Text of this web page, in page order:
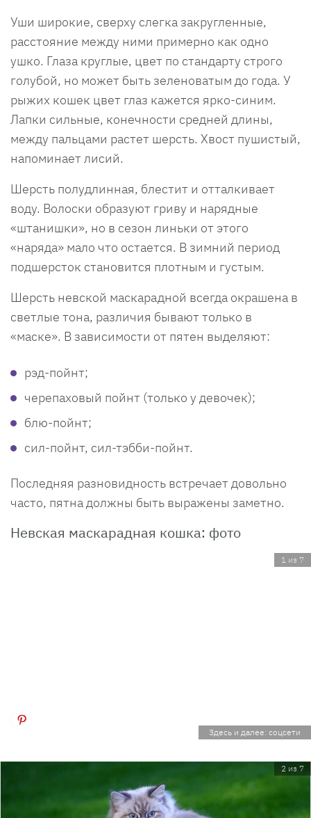
Уши широкие, сверху слегка закругленные,
расстояние между ними примерно как одно
ушко. Глаза круглые, цвет по стандарту строго
голубой, но может быть зеленоватым до года. У
рыжих кошек цвет глаз кажется ярко-синим.
Лапки сильные, конечности средней длины,
между пальцами растет шерсть. Хвост пушистый,
напоминает лисий.
Шерсть полудлинная, блестит и отталкивает
воду. Волоски образуют гриву и нарядные
«штанишки», но в сезон линьки от этого
«наряда» мало что остается. В зимний период
подшерсток становится плотным и густым.
Шерсть невской маскарадной всегда окрашена в
светлые тона, различия бывают только в
«маске». В зависимости от пятен выделяют:
рэд-пойнт;
черепаховый пойнт (только у девочек);
блю-пойнт;
сил-пойнт, сил-тэбби-пойнт.
Последняя разновидность встречает довольно
часто, пятна должны быть выражены заметно.
Невская маскарадная кошка: фото
1 из 7
Здесь и далее: соцсети
2 из 7